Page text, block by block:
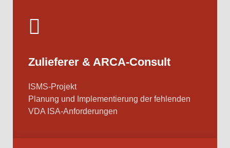
Zulieferer & ARCA-Consult
ISMS-Projekt
Planung und Implementierung der fehlenden
VDA ISA-Anforderungen